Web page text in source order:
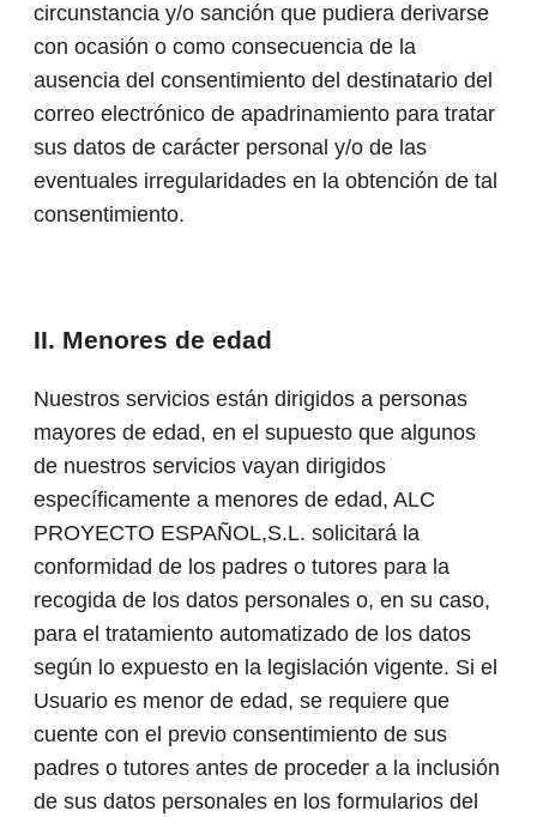
circunstancia y/o sanción que pudiera derivarse
con ocasión o como consecuencia de la
ausencia del consentimiento del destinatario del
correo electrónico de apadrinamiento para tratar
sus datos de carácter personal y/o de las
eventuales irregularidades en la obtención de tal
consentimiento.
II. Menores de edad
Nuestros servicios están dirigidos a personas
mayores de edad, en el supuesto que algunos
de nuestros servicios vayan dirigidos
específicamente a menores de edad, ALC
PROYECTO ESPAÑOL,S.L. solicitará la
conformidad de los padres o tutores para la
recogida de los datos personales o, en su caso,
para el tratamiento automatizado de los datos
según lo expuesto en la legislación vigente. Si el
Usuario es menor de edad, se requiere que
cuente con el previo consentimiento de sus
padres o tutores antes de proceder a la inclusión
de sus datos personales en los formularios del